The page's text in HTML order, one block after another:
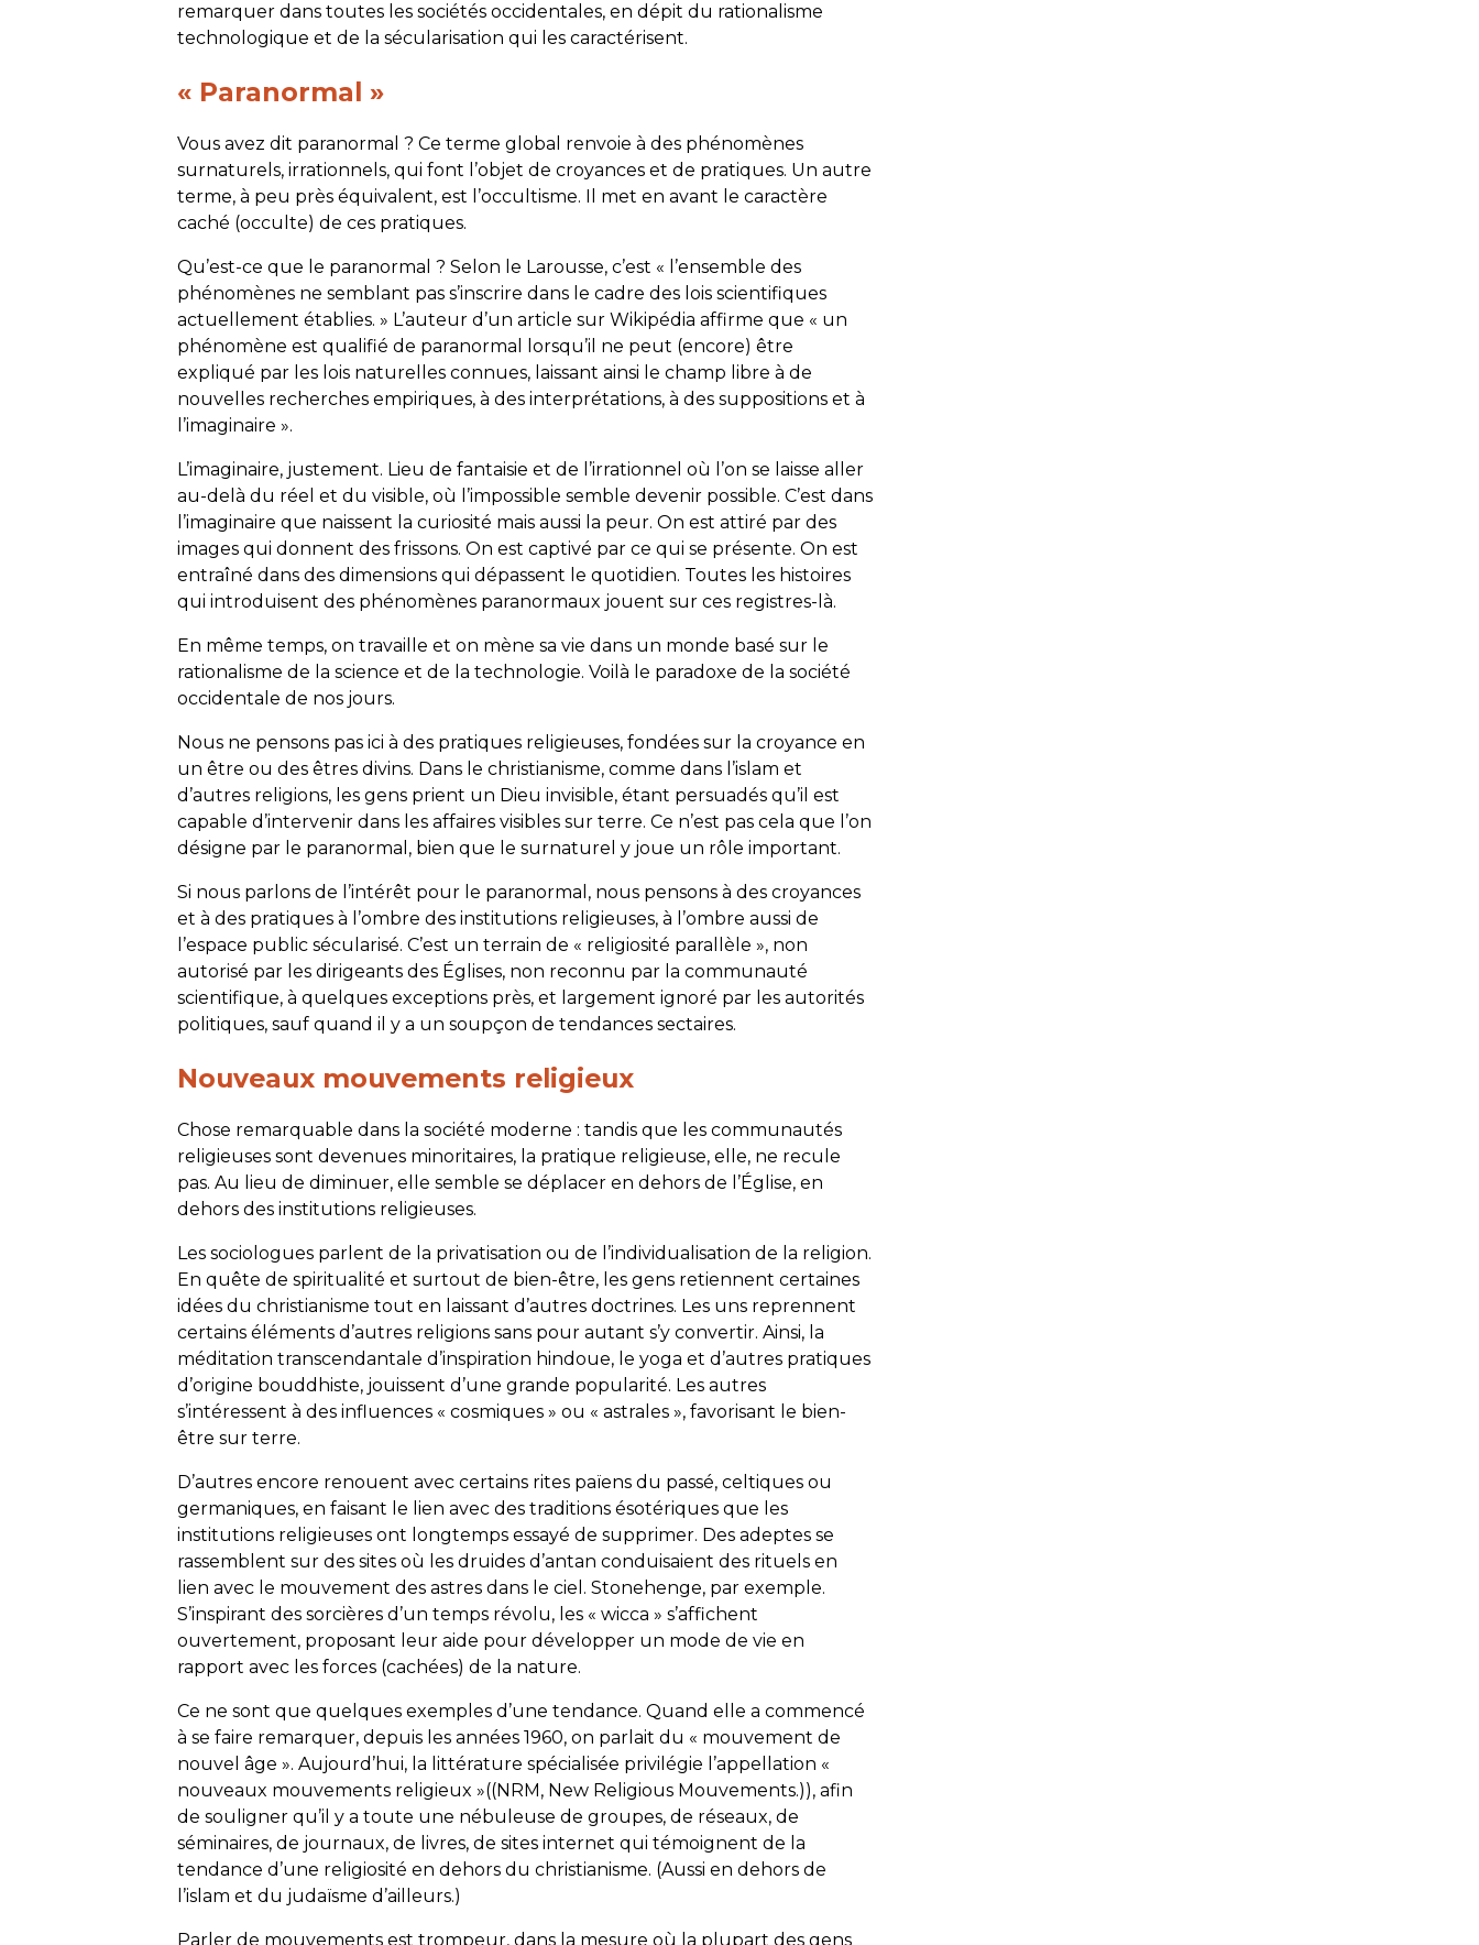
remarquer dans toutes les sociétés occidentales, en dépit du rationalisme
technologique et de la sécularisation qui les caractérisent.
« Paranormal »
Vous avez dit paranormal ? Ce terme global renvoie à des phénomènes
surnaturels, irrationnels, qui font l’objet de croyances et de pratiques. Un autre
terme, à peu près équivalent, est l’occultisme. Il met en avant le caractère
caché (occulte) de ces pratiques.
Qu’est-ce que le paranormal ? Selon le Larousse, c’est « l’ensemble des
phénomènes ne semblant pas s’inscrire dans le cadre des lois scientifiques
actuellement établies. » L’auteur d’un article sur Wikipédia affirme que « un
phénomène est qualifié de paranormal lorsqu’il ne peut (encore) être
expliqué par les lois naturelles connues, laissant ainsi le champ libre à de
nouvelles recherches empiriques, à des interprétations, à des suppositions et à
l’imaginaire ».
L’imaginaire, justement. Lieu de fantaisie et de l’irrationnel où l’on se laisse aller
au-delà du réel et du visible, où l’impossible semble devenir possible. C’est dans
l’imaginaire que naissent la curiosité mais aussi la peur. On est attiré par des
images qui donnent des frissons. On est captivé par ce qui se présente. On est
entraîné dans des dimensions qui dépassent le quotidien. Toutes les histoires
qui introduisent des phénomènes paranormaux jouent sur ces registres-là.
En même temps, on travaille et on mène sa vie dans un monde basé sur le
rationalisme de la science et de la technologie. Voilà le paradoxe de la société
occidentale de nos jours.
Nous ne pensons pas ici à des pratiques religieuses, fondées sur la croyance en
un être ou des êtres divins. Dans le christianisme, comme dans l’islam et
d’autres religions, les gens prient un Dieu invisible, étant persuadés qu’il est
capable d’intervenir dans les affaires visibles sur terre. Ce n’est pas cela que l’on
désigne par le paranormal, bien que le surnaturel y joue un rôle important.
Si nous parlons de l’intérêt pour le paranormal, nous pensons à des croyances
et à des pratiques à l’ombre des institutions religieuses, à l’ombre aussi de
l’espace public sécularisé. C’est un terrain de « religiosité parallèle », non
autorisé par les dirigeants des Églises, non reconnu par la communauté
scientifique, à quelques exceptions près, et largement ignoré par les autorités
politiques, sauf quand il y a un soupçon de tendances sectaires.
Nouveaux mouvements religieux
Chose remarquable dans la société moderne : tandis que les communautés
religieuses sont devenues minoritaires, la pratique religieuse, elle, ne recule
pas. Au lieu de diminuer, elle semble se déplacer en dehors de l’Église, en
dehors des institutions religieuses.
Les sociologues parlent de la privatisation ou de l’individualisation de la religion.
En quête de spiritualité et surtout de bien-être, les gens retiennent certaines
idées du christianisme tout en laissant d’autres doctrines. Les uns reprennent
certains éléments d’autres religions sans pour autant s’y convertir. Ainsi, la
méditation transcendantale d’inspiration hindoue, le yoga et d’autres pratiques
d’origine bouddhiste, jouissent d’une grande popularité. Les autres
s’intéressent à des influences « cosmiques » ou « astrales », favorisant le bien-
être sur terre.
D’autres encore renouent avec certains rites païens du passé, celtiques ou
germaniques, en faisant le lien avec des traditions ésotériques que les
institutions religieuses ont longtemps essayé de supprimer. Des adeptes se
rassemblent sur des sites où les druides d’antan conduisaient des rituels en
lien avec le mouvement des astres dans le ciel. Stonehenge, par exemple.
S’inspirant des sorcières d’un temps révolu, les « wicca » s’affichent
ouvertement, proposant leur aide pour développer un mode de vie en
rapport avec les forces (cachées) de la nature.
Ce ne sont que quelques exemples d’une tendance. Quand elle a commencé
à se faire remarquer, depuis les années 1960, on parlait du « mouvement de
nouvel âge ». Aujourd’hui, la littérature spécialisée privilégie l’appellation «
nouveaux mouvements religieux »((NRM, New Religious Mouvements.)), afin
de souligner qu’il y a toute une nébuleuse de groupes, de réseaux, de
séminaires, de journaux, de livres, de sites internet qui témoignent de la
tendance d’une religiosité en dehors du christianisme. (Aussi en dehors de
l’islam et du judaïsme d’ailleurs.)
Parler de mouvements est trompeur, dans la mesure où la plupart des gens